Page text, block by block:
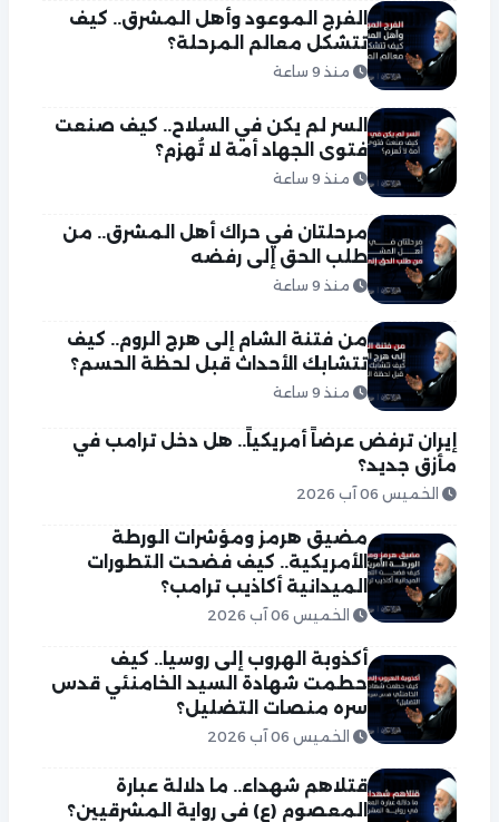
الفرج الموعود وأهل المشرق.. كيف
تتشكل معالم المرحلة؟
منذ 9 ساعة
السر لم يكن في السلاح.. كيف صنعت
فتوى الجهاد أمة لا تُهزم؟
منذ 9 ساعة
مرحلتان في حراك أهل المشرق.. من
طلب الحق إلى رفضه
منذ 9 ساعة
من فتنة الشام إلى هرج الروم.. كيف
تتشابك الأحداث قبل لحظة الحسم؟
منذ 9 ساعة
إيران ترفض عرضاً أمريكياً.. هل دخل ترامب في
مأزق جديد؟
الخميس 06 آب 2026
مضيق هرمز ومؤشرات الورطة
الأمريكية.. كيف فضحت التطورات
الميدانية أكاذيب ترامب؟
الخميس 06 آب 2026
أكذوبة الهروب إلى روسيا.. كيف
حطمت شهادة السيد الخامنئي قدس
سره منصات التضليل؟
الخميس 06 آب 2026
قتلاهم شهداء.. ما دلالة عبارة
المعصوم (ع) في رواية المشرقيين؟